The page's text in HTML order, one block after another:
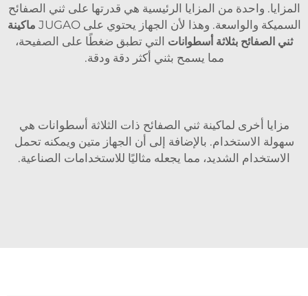
المزايا. واحدة من المزايا الرئيسية هي قدرتها على ثني الصفائح
السميكة والواسعة. وهذا لأن الجهاز يحتوي على JUGAO
ماكينة
ثني الصفائح بثلاثة أسطوانات التي تطبق ضغطًا على الصفيحة،
مما يسمح بثني أكثر دقة ودقة.
مزايا أخرى لماكينة ثني الصفائح ذات الثلاثة أسطوانات هي
سهولة الاستخدام. بالإضافة إلى أن الجهاز متين ويمكنه تحمل
الاستخدام الشديد، مما يجعله مثاليًا للاستخدامات الصناعية.